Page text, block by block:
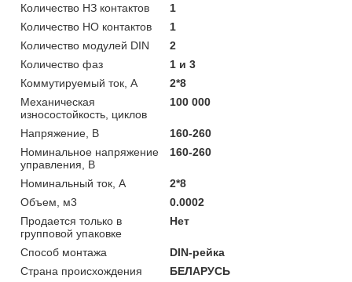
Количество НЗ контактов
1
Количество НО контактов
1
Количество модулей DIN
2
Количество фаз
1 и 3
Коммутируемый ток, А
2*8
Механическая
износостойкость, циклов
100 000
Напряжение, В
160-260
Номинальное напряжение
управления, В
160-260
Номинальный ток, А
2*8
Объем, м3
0.0002
Продается только в
групповой упаковке
Нет
Способ монтажа
DIN-рейка
Страна происхождения
БЕЛАРУСЬ